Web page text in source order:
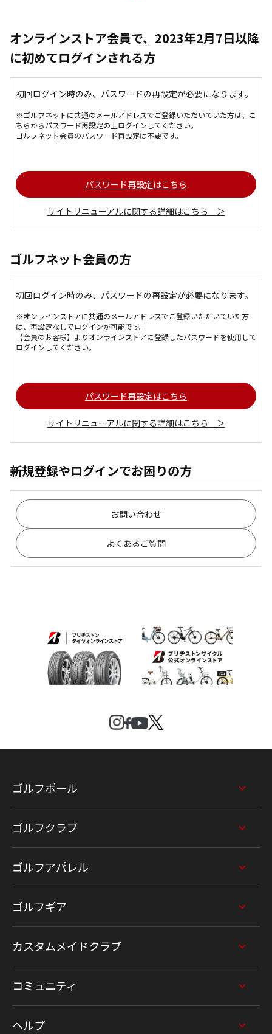
オンラインストア会員で、2023年2月7日以降
に初めてログインされる方
初回ログイン時のみ、パスワードの再設定が必要になります。
※ゴルフネットに共通のメールアドレスでご登録いただいていた方は、こ
ちらからパスワード再設定の上ログインしてください。
ゴルフネット会員のパスワード再設定は不要です。
パスワード再設定はこちら
サイトリニューアルに関する詳細はこちら ＞
ゴルフネット会員の方
初回ログイン時のみ、パスワードの再設定が必要になります。
※オンラインストアに共通のメールアドレスでご登録いただいていた方
は、再設定なしでログインが可能です。
【会員のお客様】 よりオンラインストアに登録したパスワードを使用して
ログインしてください。
パスワード再設定はこちら
サイトリニューアルに関する詳細はこちら ＞
新規登録やログインでお困りの方
お問い合わせ
よくあるご質問
ゴルフボール
ゴルフクラブ
ゴルフアパレル
ゴルフギア
カスタムメイドクラブ
コミュニティ
ヘルプ